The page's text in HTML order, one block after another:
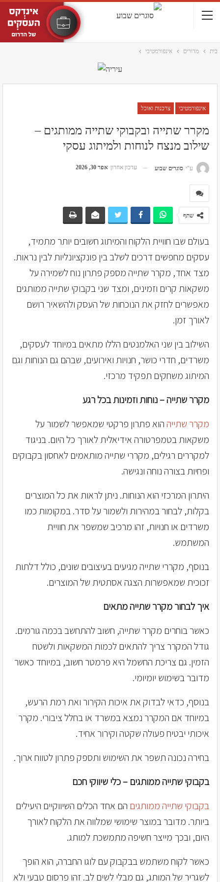
בית מדורים אינפורמטיבי
אינפורמטיבי צרכנות ואוכל
מקרר שתייה ובקבוקי שתייה ממותגים –
שילוב מנצח לנוחות ולמיתוג עסקי
ע"י סוגרים שבוע עדכון אחרון אפר 30, 2026
שתף
בעולם שבו חוויית הלקוח והמיתוג חשובים יותר מתמיד,
עסקים מחפשים דרכים לשלב בין פונקציונליות לבין נראות.
מצד אחד, מקרר שתייה מספק פתרון נוח לשמירה על
משקאות קרים וזמינים, ומצד שני בקבוקי שתייה ממותגים
מאפשרים לחזק את הנוכחות של העסק ולהשאיר רושם
לאורך זמן.
השילוב בין שני האלמנטים הללו מתאים במיוחד לעסקים,
משרדים, חדרי כושר, חנויות ואירועים, שבהם גם הנוחות וגם
המיתוג משחקים תפקיד מרכזי.
מקרר שתייה – נוחות וזמינות בכל רגע
מקרר שתייההוא פתרון פרקטי שמאפשר לשמור על
משקאות בטמפרטורה אידיאלית לאורך כל היום. בניגוד
למקררים רגילים, מקררי שתייה מותאמים לאחסון בקבוקים
ופחיות בצורה נוחה ונגישה.
היתרון המרכזי הוא הנוחות. ניתן לראות את כל המוצרים
בקלות, לבחור במהירות ולשמור על סדר. במקומות כמו
משרדים או חנויות, זהו מרכיב שמשפר את חוויית
המשתמש.
בנוסף, מקררי שתייה מגיעים בעיצובים שונים, כולל דלתות
זכוכית שמאפשרות הצגה אסתטית של המוצרים.
איך לבחור מקרר שתייה מתאים
כאשר בוחרים מקרר שתייה, חשוב להתחשב בכמה גורמים.
גודל המקרר צריך להתאים לכמות המשקאות ולשטח
הזמין. גם צריכת החשמל היא פרמטר חשוב, במיוחד כאשר
מדובר בשימוש יומיומי.
בנוסף, כדאי לבדוק את איכות הקירור ואת רמת הרעש,
במיוחד אם המקרר נמצא במשרד או בחלל ציבורי. מקרר
איכותי יבטיח פעולה שקטה וקירור אחיד.
בחירה נכונה תשפר את השימוש ותספק פתרון לטווח ארוך.
בקבוקי שתייה ממותגים – כלי שיווקי חכם
בקבוקי שתייה ממותגים הם אחד הכלים השיווקיים היעילים
ביותר. מדובר במוצר שימושי שמלווה את הלקוח לאורך
היום, ובכך מייצר חשיפה מתמשכת למותג.
כאשר לקוח משתמש בבקבוק עם לוגו החברה, הוא הופך
לשגריר של המותג, גם מבלי לשים לב. זהו פרסום טבעי ולא